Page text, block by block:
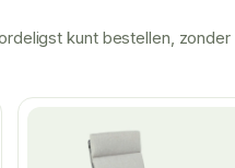
kunt bestellen, zonder